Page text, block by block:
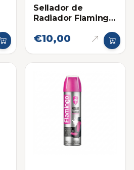
Sellador de
Radiador Flamingo
€10,00